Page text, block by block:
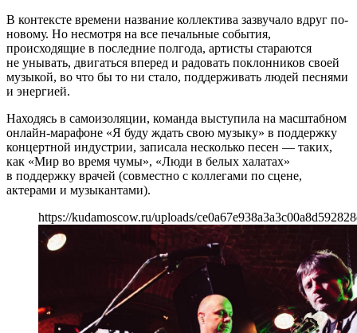
В контексте времени название коллектива зазвучало вдруг по-
новому. Но несмотря на все печальные события,
происходящие в последние полгода, артисты стараются
не унывать, двигаться вперед и радовать поклонников своей
музыкой, во что бы то ни стало, поддерживать людей песнями
и энергией.
Находясь в самоизоляции, команда выступила на масштабном
онлайн-марафоне «Я буду ждать свою музыку» в поддержку
концертной индустрии, записала несколько песен — таких,
как «Мир во время чумы», «Люди в белых халатах»
в поддержку врачей (совместно с коллегами по сцене,
актерами и музыкантами).
https://kudamoscow.ru/uploads/